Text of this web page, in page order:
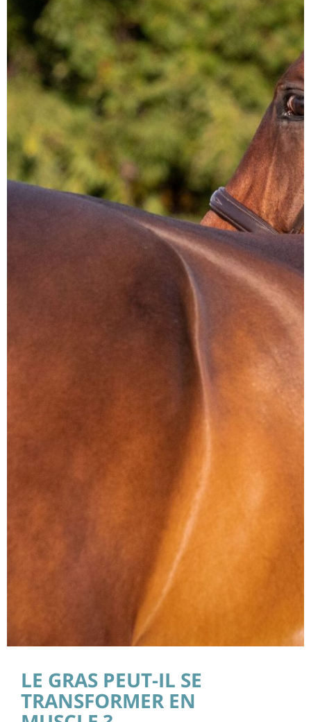
LE GRAS PEUT-IL SE
TRANSFORMER EN